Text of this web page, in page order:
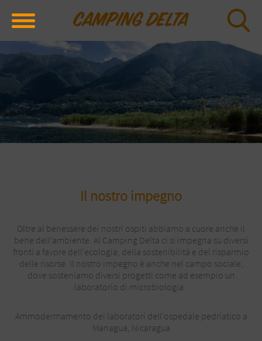
Il nostro impegno
Oltre al benessere dei nostri ospiti abbiamo a cuore anche il
bene dell’ambiente. Al Camping Delta ci si impegna su diversi
fronti a favore dell’ecologia, della sostenibilità e del risparmio
delle risorse. Il nostro impegno è anche nel campo sociale,
dove sosteniamo diversi progetti come ad esempio un
laboratorio di microbiologia.
Ammodermamento dei laboratori dell'ospedale pedriatico a
Managua, Nicaragua